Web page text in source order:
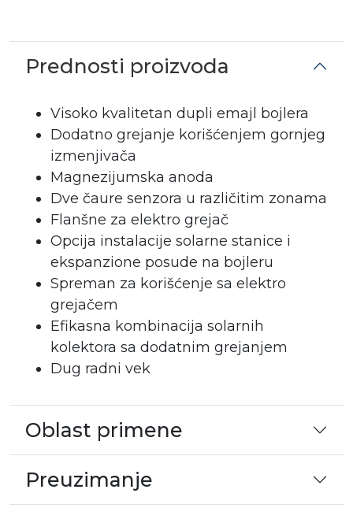
Prednosti proizvoda
Visoko kvalitetan dupli emajl bojlera
Dodatno grejanje korišćenjem gornjeg
izmenjivača
Magnezijumska anoda
Dve čaure senzora u različitim zonama
Flanšne za elektro grejač
Opcija instalacije solarne stanice i
ekspanzione posude na bojleru
Spreman za korišćenje sa elektro
grejačem
Efikasna kombinacija solarnih
kolektora sa dodatnim grejanjem
Dug radni vek
Oblast primene
Preuzimanje